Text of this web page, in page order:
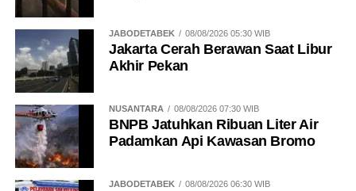
JABODETABEK 08/08/2026 05:30 WIB
Jakarta Cerah Berawan Saat Libur
Akhir Pekan
NUSANTARA 08/08/2026 07:30 WIB
BNPB Jatuhkan Ribuan Liter Air
Padamkan Api Kawasan Bromo
JABODETABEK 08/08/2026 06:30 WIB